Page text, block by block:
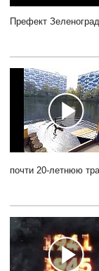
Префект
почти 20-летнюю